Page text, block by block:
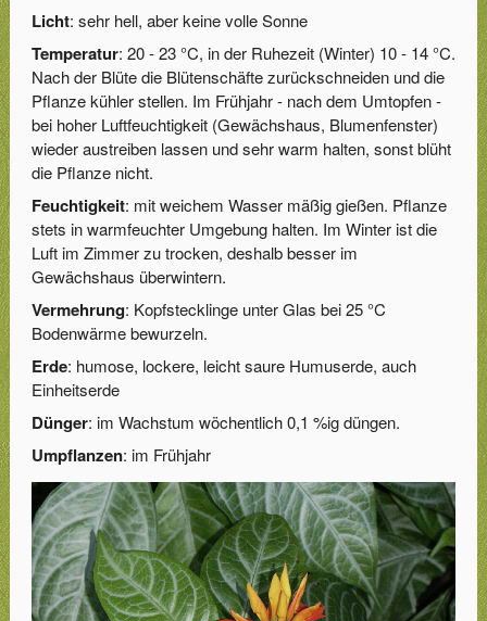
Licht: sehr hell, aber keine volle Sonne
Temperatur: 20 - 23 °C, in der Ruhezeit (Winter) 10 - 14 °C.
Nach der Blüte die Blütenschäfte zurückschneiden und die
Pflanze kühler stellen. Im Frühjahr - nach dem Umtopfen -
bei hoher Luftfeuchtigkeit (Gewächshaus, Blumenfenster)
wieder austreiben lassen und sehr warm halten, sonst blüht
die Pflanze nicht.
Feuchtigkeit: mit weichem Wasser mäßig gießen. Pflanze
stets in warmfeuchter Umgebung halten. Im Winter ist die
Luft im Zimmer zu trocken, deshalb besser im
Gewächshaus überwintern.
Vermehrung: Kopfstecklinge unter Glas bei 25 °C
Bodenwärme bewurzeln.
Erde: humose, lockere, leicht saure Humuserde, auch
Einheitserde
Dünger: im Wachstum wöchentlich 0,1 %ig düngen.
Umpflanzen: im Frühjahr